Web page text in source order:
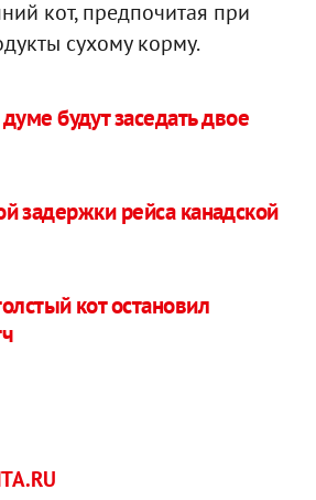
кот, предпочитая при
сухому корму.
будут заседать двое
задержки рейса канадской
кот остановил